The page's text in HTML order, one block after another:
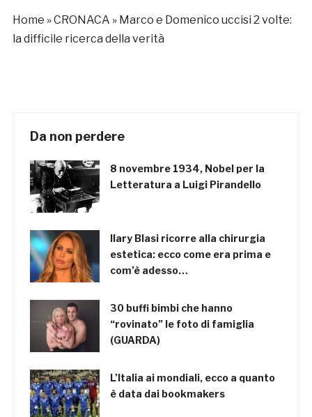
Home »CRONACA » Marco e Domenico uccisi 2 volte:
la difficile ricerca della verità
Da non perdere
8 novembre 1934, Nobel per la
Letteratura a Luigi Pirandello
Ilary Blasi ricorre alla chirurgia
estetica: ecco come era prima e
com’è adesso…
30 buffi bimbi che hanno
“rovinato” le foto di famiglia
(GUARDA)
L’Italia ai mondiali, ecco a quanto
è data dai bookmakers